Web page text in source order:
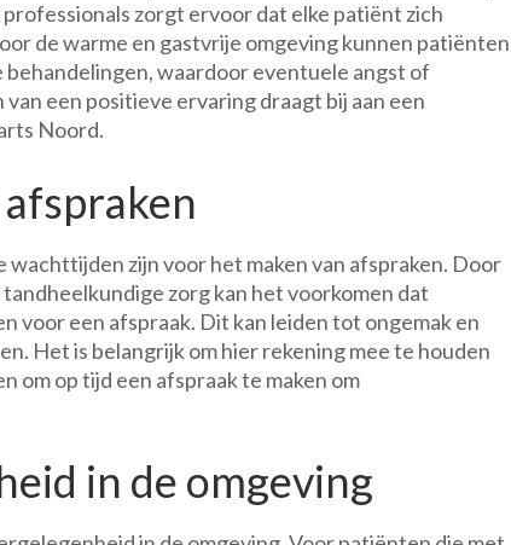
zorgt ervoor dat elke patiënt zich
de warme en gastvrije omgeving kunnen patiënten
waardoor eventuele angst of
een positieve ervaring draagt bij aan een
Noord.
wachttijden zijn voor het maken van afspraken. Door
zorg kan het voorkomen dat
een afspraak. Dit kan leiden tot ongemak en
Het is belangrijk om hier rekening mee te houden
om op tijd een afspraak te maken om
in de omgeving